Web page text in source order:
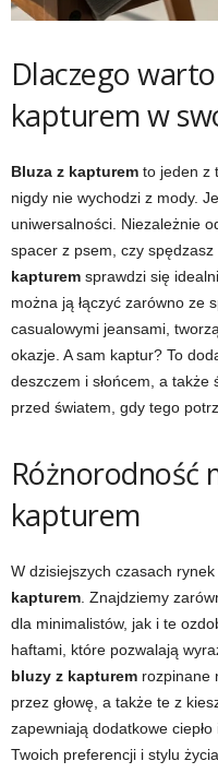
Dlaczego
kapturem w
Bluza z kapturem to jeden z
nigdy nie wychodzi z mody.
uniwersalności. Niezależnie
spacer z psem, czy spędzasz
kapturem sprawdzi się
można ją łączyć zarówno ze
casualowymi jeansami,
okazje. A sam kaptur? To
deszczem i słońcem, a
przed światem, gdy tego
Różnorodność
kapturem
W dzisiejszych czasach
kapturem . Znajdziemy
dla minimalistów, jak i te
haftami, które pozwalają
bluzy z kapturem rozpinane
przez głowę, a także te z
zapewniają dodatkowe
Twoich preferencji i stylu życia.